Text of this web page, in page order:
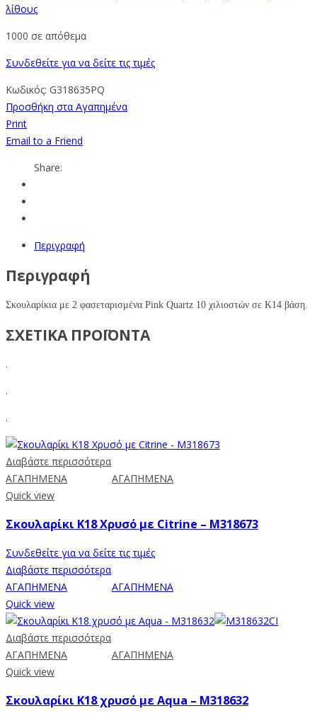
λίθους
1000 σε απόθεμα
Συνδεθείτε για να δείτε τις τιμές
Κωδικός: G318635PQ
Προσθήκη στα Αγαπημένα
Print
Email to a Friend
Share:
Περιγραφή
Περιγραφή
Σκουλαρίκια με 2 φασεταρισμένα Pink Quartz 10 χιλιοστών σε Κ14 βάση.
ΣΧΕΤΙΚΑ ΠΡΟΪΟΝΤΑ
.
.
.
Διαβάστε περισσότερα
ΑΓΑΠΗΜΕΝΑ
ΑΓΑΠΗΜΕΝΑ
Quick view
Σκουλαρίκι Κ18 Χρυσό με Citrine – M318673
Συνδεθείτε για να δείτε τις τιμές
Διαβάστε περισσότερα
ΑΓΑΠΗΜΕΝΑ
ΑΓΑΠΗΜΕΝΑ
Quick view
Διαβάστε περισσότερα
ΑΓΑΠΗΜΕΝΑ
ΑΓΑΠΗΜΕΝΑ
Quick view
Σκουλαρίκι Κ18 χρυσό με Aqua – M318632